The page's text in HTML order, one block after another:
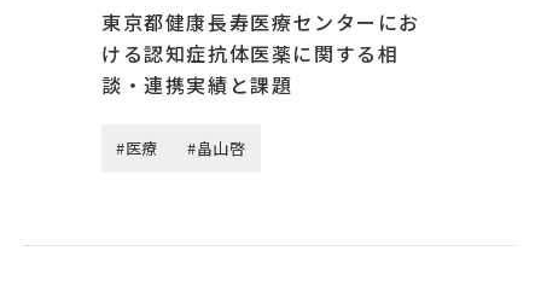
東京都健康長寿医療センターにお
ける認知症抗体医薬に関する相
談・連携実績と課題
#医療 #畠山啓